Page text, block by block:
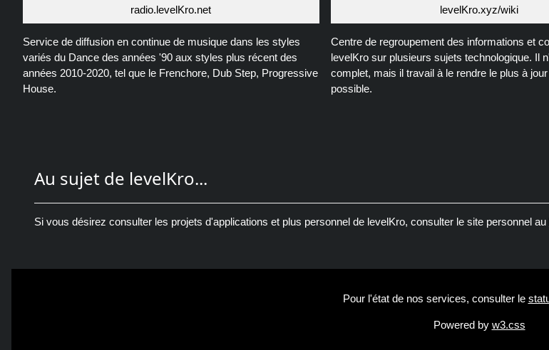
radio.levelKro.net
Service de diffusion en continue de musique dans les styles
variés du Dance des années '90 aux styles plus récent des
années 2010-2020, tel que le Frenchore, Dub Step, Progressive
House.
levelKro.xyz/wiki
Centre de regroupement des informations et
levelKro sur plusieurs sujets technologique. Il
complet, mais il travail à le rendre le plus à
possible.
Au sujet de levelKro...
Si vous désirez consulter les projets d'applications et plus personnel de levelKro, consulter le site personnel au
Pour l'état de nos services, consulter le
Powered by w3.css